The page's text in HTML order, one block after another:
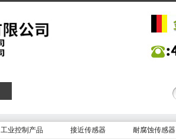
工业控制产品 接近传感器 耐腐蚀传感器